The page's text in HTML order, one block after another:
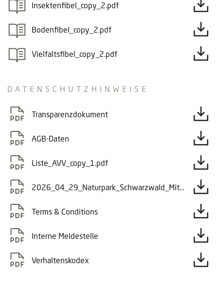
Insektenfibel_copy_2.pdf
Bodenfibel_copy_2.pdf
Vielfaltsfibel_copy_2.pdf
DATENSCHUTZHINWEISE
Transparenzdokument
AGB-Daten
Liste_AVV_copy_1.pdf
2026_04_29_Naturpark_Schwarzwald_Mitte_Nord_e.V._D_atenschutzerklarung-2.pdf
Terms & Conditions
Interne Meldestelle
Verhaltenskodex